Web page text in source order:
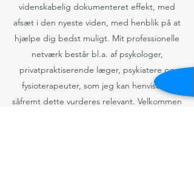
videnskabelig dokumenteret effekt, med
afsæt i den nyeste viden, med henblik på at
hjælpe dig bedst muligt. Mit professionelle
netværk består bl.a. af psykologer,
privatpraktiserende læger, psykiatere og
fysioterapeuter, som jeg kan henvise til,
såfremt dette vurderes relevant. Velkommen